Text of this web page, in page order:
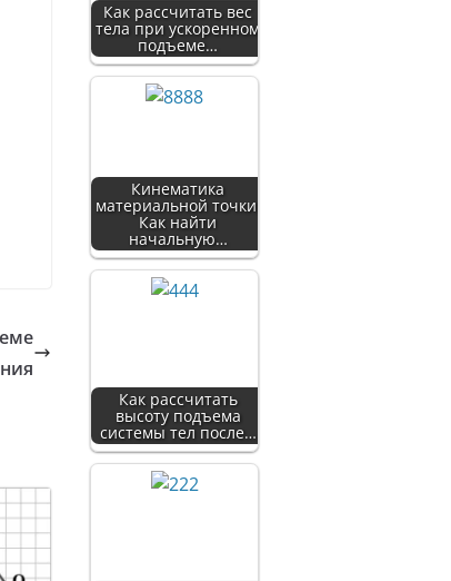
Как рассчитать вес
тела при ускоренном
подъеме…
Кинематика
материальной точки:
Как найти
начальную…
Как рассчитать
высоту подъема
системы тел после…